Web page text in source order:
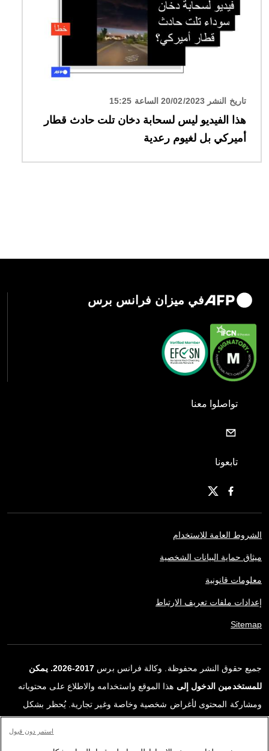
تاريخ النشر 20/02/2023 الساعة 15:25
هذا الفيديو ليس لسحابة دخان تلت حادث قطار
أميركي بل لغيوم رعدية
في ميزان فرانس برس
تواصلوا معنا
تابعونا
الشروط العامة للاستخدام
ميثاق حماية البيانات الشخصية
معلومات قانونية
إعدادات ملفات تعريف الارتباط
Sitemap
جميع حقوق النشر محفوظة. وكالة فرانس برس
2017-2026. يمكن
للمستخدمين الدخول إلى هذا الموقع واستخدامه والاطلاع على محتوياته
ومشاركة المحتوى لأغراض شخصية وخاصة وغير تجارية. يُحظر بشكل
استمر دون قبول